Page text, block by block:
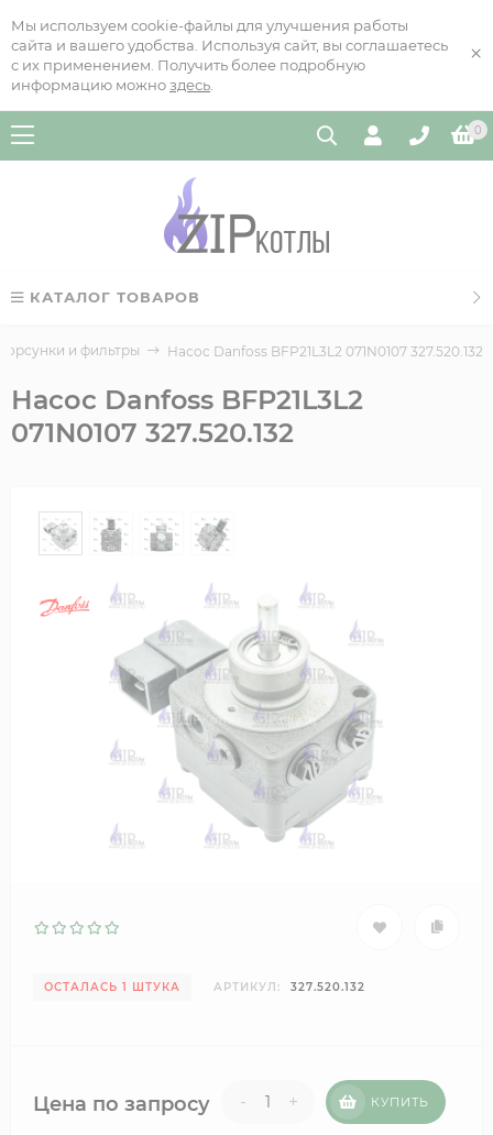
Мы используем cookie-файлы для улучшения работы
сайта и вашего удобства. Используя сайт, вы соглашаетесь
с их применением. Получить более подробную
информацию можно здесь
×
0
КАТАЛОГ ТОВАРОВ
и фильтры Насос Danfoss BFP21L3L2 071N0107 327.520.132
Насос Danfoss BFP21L3L2
071N0107 327.520.132
ОСТАЛАСЬ 1 ШТУКА АРТИКУЛ: 327.520.132
Цена по запросу - + КУПИТЬ